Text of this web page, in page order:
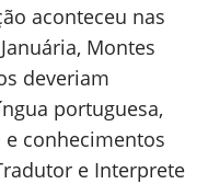
aconteceu nas
Montes
deveriam
portuguesa,
conhecimentos
e Interprete